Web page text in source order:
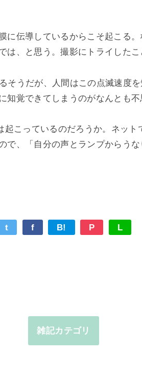
に伝導しているからこそ起こる
は、と思う。撮影にトライしたこ
そうだが、人間はこの点滅速度
知覚できてしまうのがなんとも不
起こっているのだろうか。ネット
で、「自分の声とランプからう
t f B! P L
雑記カテゴリ